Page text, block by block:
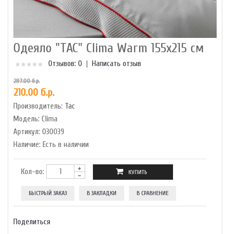
Одеяло "TAC" Clima Warm 155х215 см
Отзывов: 0 Написать отзыв
287.00 б.р.
210.00 б.р.
Производитель: Tac
Модель: Clima
Артикул: 030039
Наличие: Есть в наличии
Кол-во:
БЫСТРЫЙ ЗАКАЗ В ЗАКЛАДКИ В СРАВНЕНИЕ
Поделиться